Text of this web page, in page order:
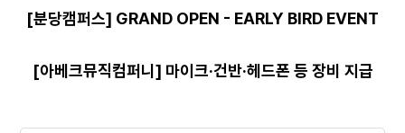
[분당캠퍼스] GRAND OPEN - EARLY BIRD EVENT
[아베크뮤직컴퍼니] 마이크·건반·헤드폰 등 장비 지급